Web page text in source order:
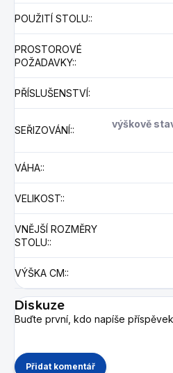
POUŽITÍ STOLU::
PROSTOROVÉ
POŽADAVKY::
PŘÍSLUŠENSTVÍ:
SEŘIZOVÁNÍ::
výškově
VÁHA::
VELIKOST::
VNĚJŠÍ ROZMĚRY
STOLU::
VÝŠKA CM::
Diskuze
Buďte první, kdo napíše
Přidat komentář